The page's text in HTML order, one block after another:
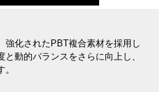
強化されたPBT複合素材を採用し
動的バランスをさらに向上し、